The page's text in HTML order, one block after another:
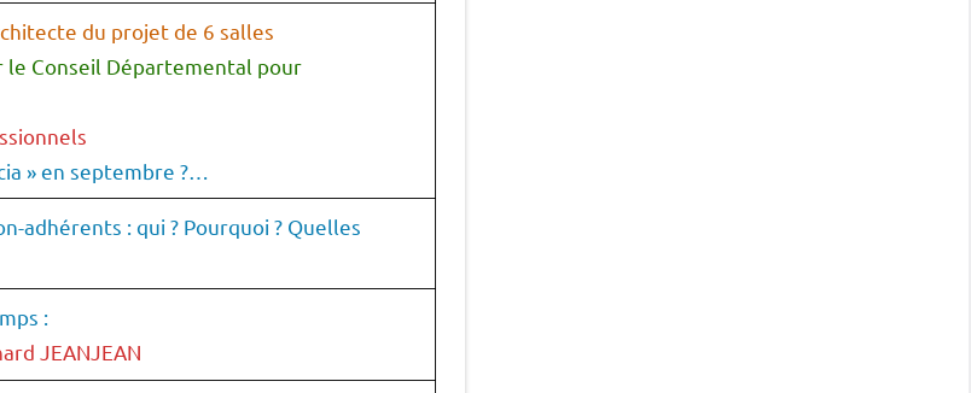
du projet de 6 salles
le Conseil Départemental pour
» en septembre ?…
adhérents : qui ? Pourquoi ? Quelles
:
JEANJEAN